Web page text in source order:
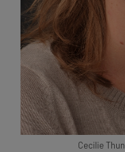
Cecilie